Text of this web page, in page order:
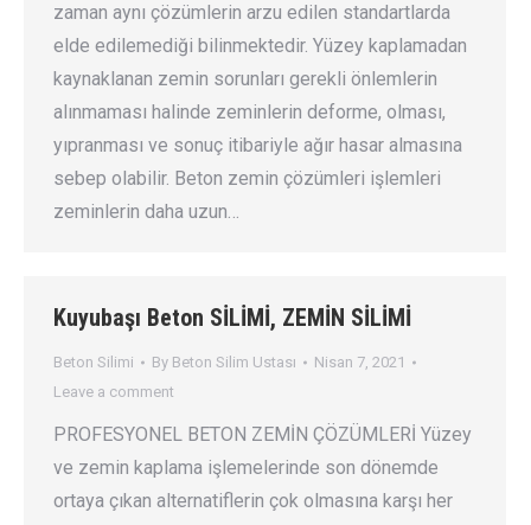
zaman aynı çözümlerin arzu edilen standartlarda
elde edilemediği bilinmektedir. Yüzey kaplamadan
kaynaklanan zemin sorunları gerekli önlemlerin
alınmaması halinde zeminlerin deforme, olması,
yıpranması ve sonuç itibariyle ağır hasar almasına
sebep olabilir. Beton zemin çözümleri işlemleri
zeminlerin daha uzun…
Kuyubaşı Beton SİLİMİ, ZEMİN SİLİMİ
Beton Silimi By Beton Silim Ustası
Nisan 7, 2021
Leave a comment
PROFESYONEL BETON ZEMİN ÇÖZÜMLERİ Yüzey
ve zemin kaplama işlemelerinde son dönemde
ortaya çıkan alternatiflerin çok olmasına karşı her